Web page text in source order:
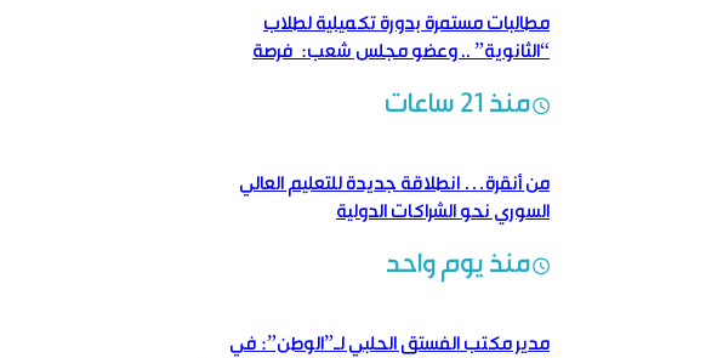
مطالبات مستمرة بدورة تكميلية لطلاب
“الثانوية” .. وعضو مجلس شعب: فرصة
منذ 21 ساعات
من أنقرة… انطلاقة جديدة للتعليم العالي
السوري نحو الشراكات الدولية
منذ يوم واحد
مدير مكتب الفستق الحلبي لـ”الوطن”: في